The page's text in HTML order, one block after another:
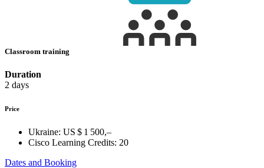
Classroom training
Duration
2 days
Price
Ukraine: US $ 1 500,–
Cisco Learning Credits: 20
Dates and Booking